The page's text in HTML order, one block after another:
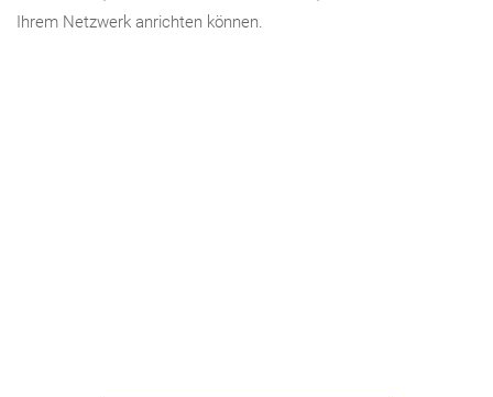
Ihrem Netzwerk anrichten können.